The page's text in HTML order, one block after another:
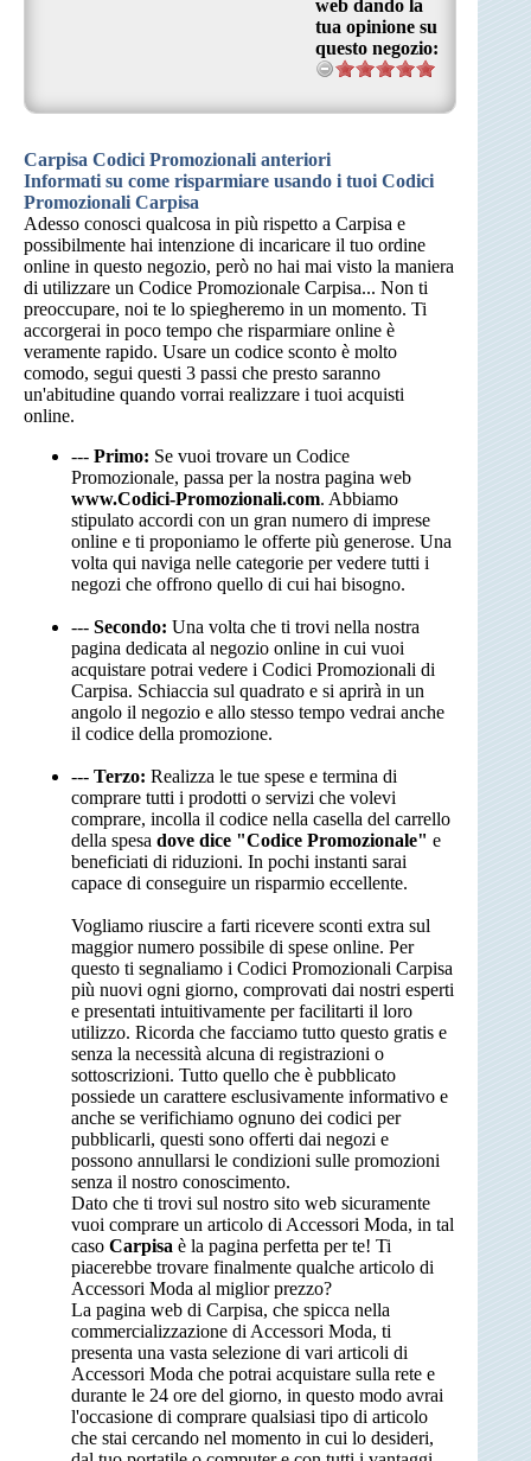
web dando la
tua opinione su
questo negozio:
Carpisa Codici Promozionali anteriori
Informati su come risparmiare usando i tuoi Codici
Promozionali Carpisa
Adesso conosci qualcosa in più rispetto a Carpisa e
possibilmente hai intenzione di incaricare il tuo ordine
online in questo negozio, però no hai mai visto la maniera
di utilizzare un Codice Promozionale Carpisa... Non ti
preoccupare, noi te lo spiegheremo in un momento. Ti
accorgerai in poco tempo che risparmiare online è
veramente rapido. Usare un codice sconto è molto
comodo, segui questi 3 passi che presto saranno
un'abitudine quando vorrai realizzare i tuoi acquisti
online.
--- Primo: Se vuoi trovare un Codice
Promozionale, passa per la nostra pagina web
www.Codici-Promozionali.com. Abbiamo
stipulato accordi con un gran numero di imprese
online e ti proponiamo le offerte più generose. Una
volta qui naviga nelle categorie per vedere tutti i
negozi che offrono quello di cui hai bisogno.
--- Secondo: Una volta che ti trovi nella nostra
pagina dedicata al negozio online in cui vuoi
acquistare potrai vedere i Codici Promozionali di
Carpisa. Schiaccia sul quadrato e si aprirà in un
angolo il negozio e allo stesso tempo vedrai anche
il codice della promozione.
--- Terzo: Realizza le tue spese e termina di
comprare tutti i prodotti o servizi che volevi
comprare, incolla il codice nella casella del carrello
della spesa dove dice "Codice Promozionale" e
beneficiati di riduzioni. In pochi instanti sarai
capace di conseguire un risparmio eccellente.
Vogliamo riuscire a farti ricevere sconti extra sul
maggior numero possibile di spese online. Per
questo ti segnaliamo i Codici Promozionali Carpisa
più nuovi ogni giorno, comprovati dai nostri esperti
e presentati intuitivamente per facilitarti il loro
utilizzo. Ricorda che facciamo tutto questo gratis e
senza la necessità alcuna di registrazioni o
sottoscrizioni. Tutto quello che è pubblicato
possiede un carattere esclusivamente informativo e
anche se verifichiamo ognuno dei codici per
pubblicarli, questi sono offerti dai negozi e
possono annullarsi le condizioni sulle promozioni
senza il nostro conoscimento.
Dato che ti trovi sul nostro sito web sicuramente
vuoi comprare un articolo di Accessori Moda, in tal
caso Carpisa è la pagina perfetta per te! Ti
piacerebbe trovare finalmente qualche articolo di
Accessori Moda al miglior prezzo?
La pagina web di Carpisa, che spicca nella
commercializzazione di Accessori Moda, ti
presenta una vasta selezione di vari articoli di
Accessori Moda che potrai acquistare sulla rete e
durante le 24 ore del giorno, in questo modo avrai
l'occasione di comprare qualsiasi tipo di articolo
che stai cercando nel momento in cui lo desideri,